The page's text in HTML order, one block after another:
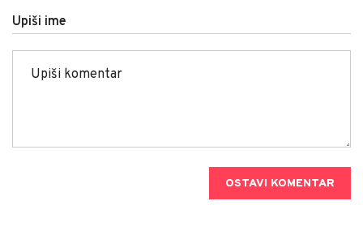
Upiši ime
OSTAVI KOMENTAR